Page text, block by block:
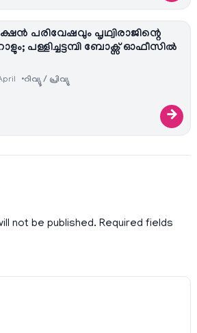
പരിവേഷവും പൃഥ്വിരാജിന്റെ
പള്ളിച്ചട്ടമ്പി ബോക്സ് ഓഫീസിൽ
റിവ്യൂ / പ്രിവ്യു
→
not be published. Required fields